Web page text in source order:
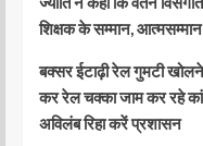
शिक्षक के सम्मान,
बक्सर ईटाढ़ी रेल गुमटी
कर रेल चक्का जाम कर रहे
अविलंब रिहा करें प्रशासन